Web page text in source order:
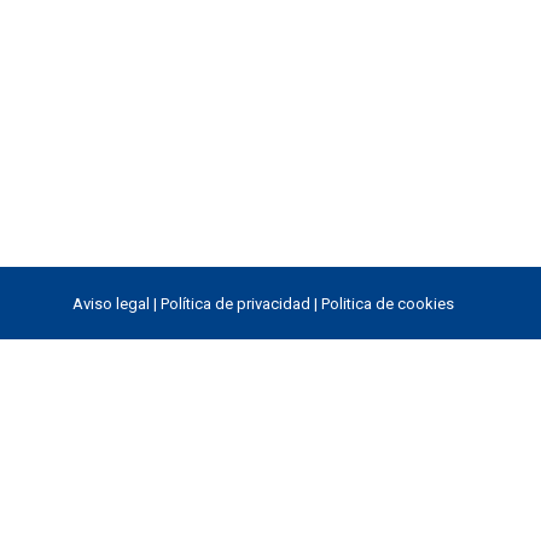
Aviso legal | Política de privacidad | Politica de cookies